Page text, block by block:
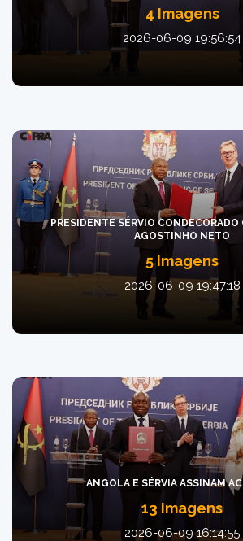
4 Imagens
2026-06-09 19:56:54
PRESIDENTE SÉRVIO CONDECORADO
AGOSTINHO NETO
5 Imagens
2026-06-09 19:47:18
ANGOLA E SÉRVIA ASSINAM
13 Imagens
2026-06-09 16:14:55